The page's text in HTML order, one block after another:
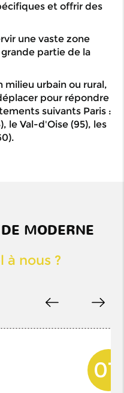
et offrir des
une vaste zone
partie de la
urbain ou rural,
pour répondre
suivants Paris :
le Val-d'Oise (95), les
MODERNE
à nous ?
01
le domaine de la
du bâtiment est
compétence.